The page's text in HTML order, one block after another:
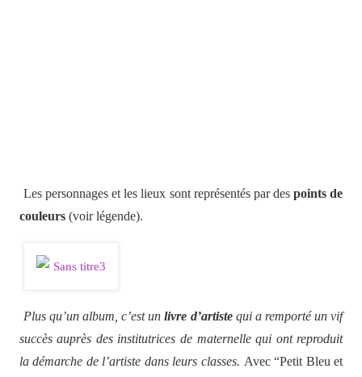
Les personnages et les lieux sont représentés par des points de
couleurs(voir légende).
Plus qu’un album, c’est unlivre d’artistequi a remporté un vif
succès auprès des institutrices de maternelle qui ont reproduit
la démarche de l’artiste dans leurs classes. Avec “Petit Bleu et